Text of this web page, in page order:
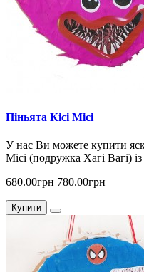
Піньята Кісі Місі
У нас Ви можете купити
Місі (подружка Хагі Вагі)
680.00грн 780.00грн
Купити